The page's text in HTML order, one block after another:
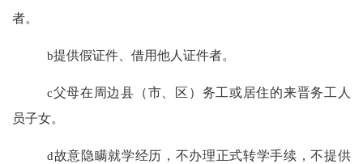
者。
b提供假证件、借用他人证件者。
c父母在周边县（市、区）务工或居住的来晋务工人
员子女。
d故意隐瞒就学经历，不办理正式转学手续，不提供